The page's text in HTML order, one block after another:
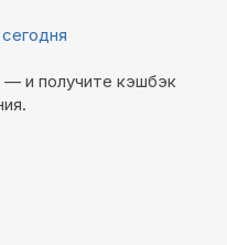
— и получите кэшбэк